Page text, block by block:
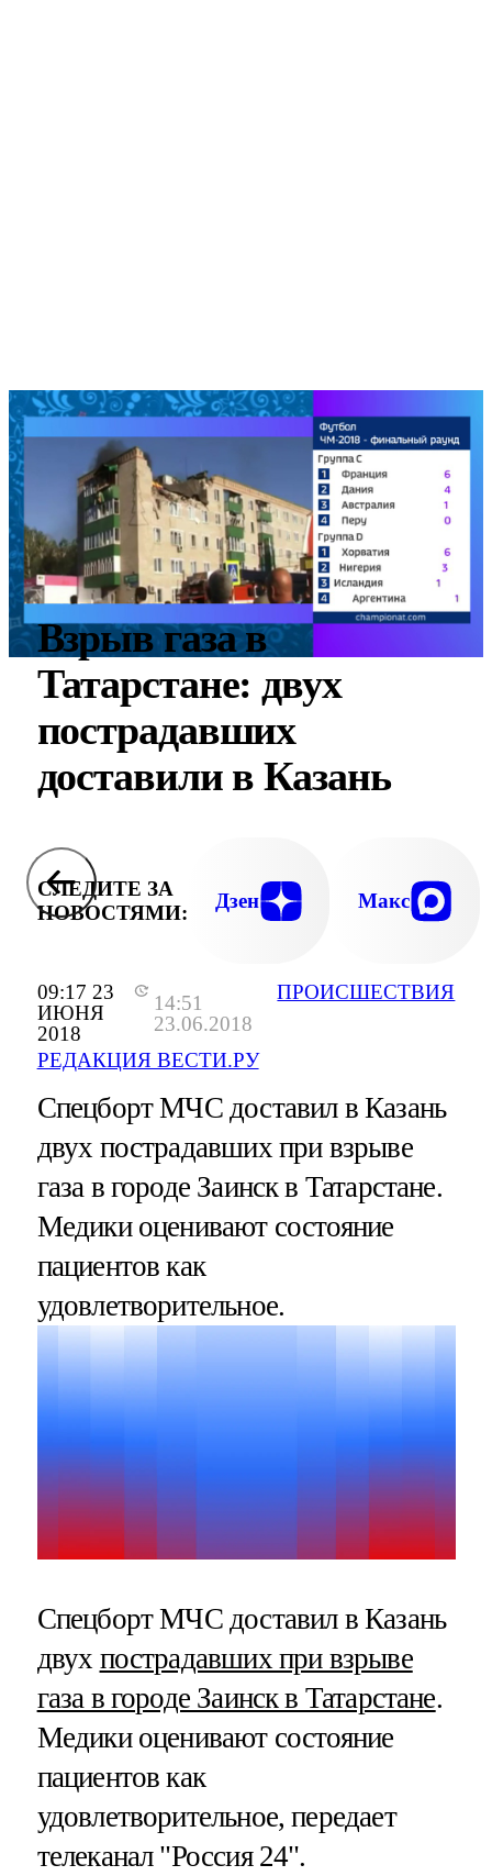
09:17 23
ИЮНЯ
2018
14:51
23.06.2018
РЕДАКЦИЯ ВЕСТИ.РУ
ПРОИСШЕСТВИЯ
Взрыв газа в
Татарстане: двух
пострадавших
доставили в Казань
СЛЕДИТЕ ЗА
НОВОСТЯМИ:
Дзен Макс
Спецборт МЧС доставил в Казань
двух пострадавших при взрыве
газа в городе Заинск в Татарстане.
Медики оценивают состояние
пациентов как
удовлетворительное.
Спецборт МЧС доставил в Казань
двух пострадавших при взрыве
газа в городе Заинск в Татарстане.
Медики оценивают состояние
пациентов как
удовлетворительное, передает
телеканал "Россия 24".